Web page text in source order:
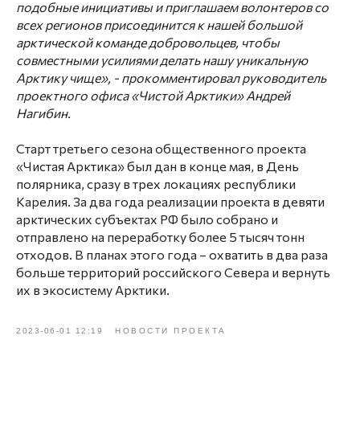
подобные инициативы и приглашаем волонтеров со
всех регионов присоединится к нашей большой
арктической команде добровольцев, чтобы
совместными усилиями делать нашу уникальную
Арктику чище», - прокомментировал руководитель
проектного офиса «Чистой Арктики»Андрей
Нагибин.
Старт третьего сезона общественного проекта
«Чистая Арктика» был дан в конце мая, в День
полярника, сразу в трех локациях республики
Карелия. За два года реализации проекта в девяти
арктических субъектах РФ было собрано и
отправлено на переработку более 5 тысяч тонн
отходов. В планах этого года – охватить в два раза
больше территорий российского Севера и вернуть
их в экосистему Арктики.
2023-06-01 12:19 НОВОСТИ ПРОЕКТА